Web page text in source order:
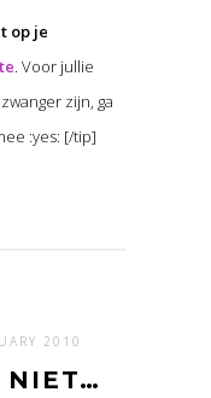
op je
. Voor jullie
zijn, ga
:yes: [/tip]
2010
NIET…